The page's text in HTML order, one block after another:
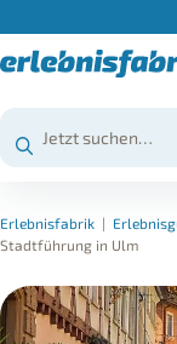
Erlebnisfabrik |
Stadtführung in Ulm